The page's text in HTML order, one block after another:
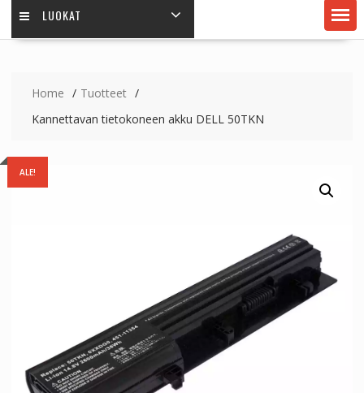
LUOKAT
Home
Tuotteet
Kannettavan tietokoneen akku DELL 50TKN
ALE!